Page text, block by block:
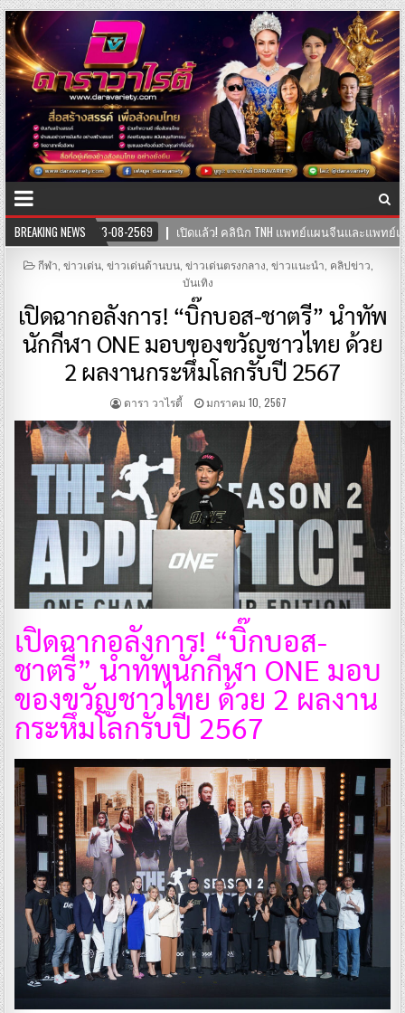
BREAKING NEWS
ย พร้อมให้บริการสุขภาพแบบองค์รวม ผสานศาสตร์การแพทย์ไทย-จีน
POSTED
กีฬา ข่าวเด่น, ข่าวเด่นด้านบน, ข่าวเด่นตรงกลาง ข่าวแนะนำ คลิปข่าว
บันเทิง
เปิดฉากอลังการ! “บิ๊กบอส-ชาตรี” นำทัพ
นักกีฬา ONE มอบของขวัญชาวไทย ด้วย
2 ผลงานกระหึ่มโลกรับปี 2567
ดารา วาไรตี้ มกราคม 10, 2567
เปิดฉากอลังการ! “บิ๊กบอส-
ชาตรี” นำทัพนักกีฬา ONE มอบ
ของขวัญชาวไทย ด้วย 2 ผลงาน
กระหึ่มโลกรับปี 2567